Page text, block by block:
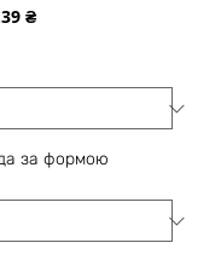
₴За
за формою